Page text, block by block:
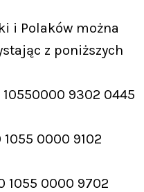
i Polaków można
z poniższych
10550000 9302 0445
1055 0000 9102
1055 0000 9702